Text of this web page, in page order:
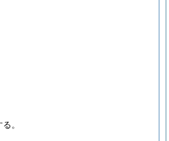
。